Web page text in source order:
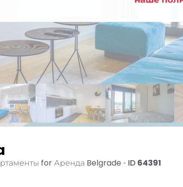
for Аренда Belgrade • ID 64391